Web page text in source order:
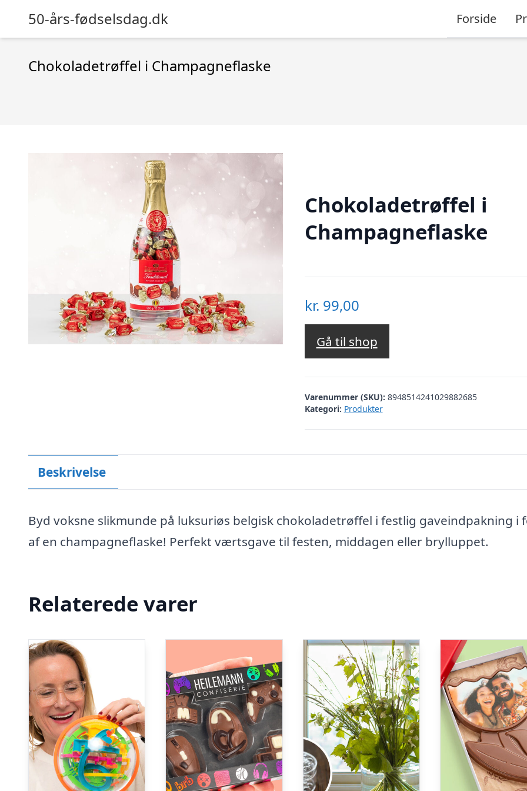
50-års-fødselsdag.dk Forside
Chokoladetrøffel i Champagneflaske
Chokoladetrøffel i
Champagneflaske
kr. 99,00
Gå til shop
Varenummer (SKU): 8948514241029882685
Kategori: Produkter
Beskrivelse
Byd voksne slikmunde på luksuriøs belgisk chokoladetrøffel i festlig gaveindpakning i
af en champagneflaske! Perfekt værtsgave til festen, middagen eller brylluppet.
Relaterede varer